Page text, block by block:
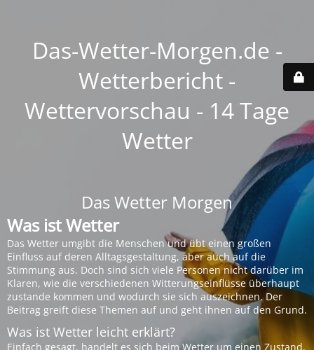
Das-Wetter-Morgen.de -
Wetterbericht -
Wettervorschau - 14 Tage
Wetter
Das Wetter Morgen
Was ist Wetter
Das Wetter umgibt die Menschen und übt einen großen
Einfluss auf deren Alltagsgestaltung, aber auch auf die
Stimmung aus. Doch sind sich viele Personen nicht darüber im
Klaren, wie die verschiedenen Witterungseinflüsse überhaupt
zustande kommen und wodurch sie sich auszeichnen. Der
Beitrag greift diese Themen auf und geht ihnen auf den Grund.
Was ist Wetter leicht erklärt?
Einfach gesagt, handelt es sich beim Wetter um einen Zustand,